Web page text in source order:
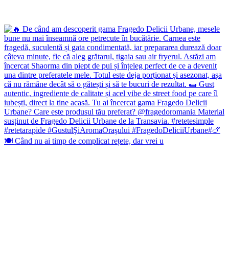
🍽️ Când nu ai timp de complicat rețete, dar vrei u